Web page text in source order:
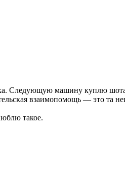
Следующую машину куплю
взаимопомощь — это та
такое.